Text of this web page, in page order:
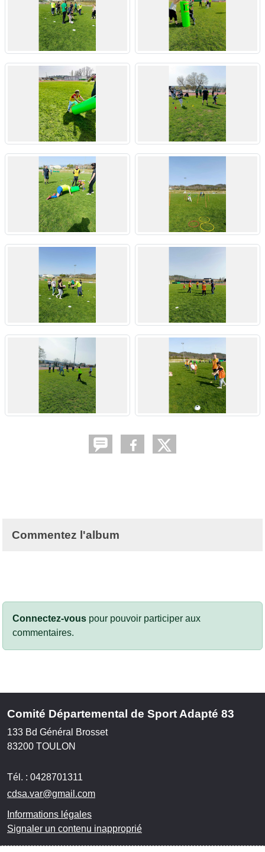
Commentez l'album
Connectez-vous pour pouvoir participer aux
commentaires.
Comité Départemental de Sport Adapté 83
133 Bd Général Brosset
83200 TOULON
Tél. : 0428701311
cdsa.var@gmail.com
Informations légales
Signaler un contenu inapproprié